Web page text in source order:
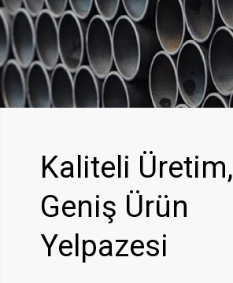
Kaliteli Üretim,
Geniş Ürün
Yelpazesi